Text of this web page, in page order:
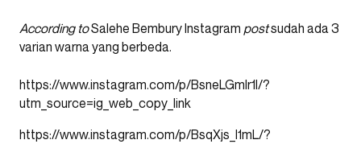
According toSalehe Bembury Instagram postsudah ada 3
varian warna yang berbeda.
https://www.instagram.com/p/BsneLGmlr1I/?
utm_source=ig_web_copy_link
https://www.instagram.com/p/BsqXjs_l1mL/?